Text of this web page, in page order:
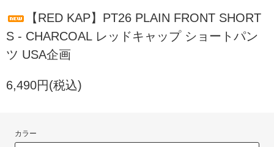
【RED KAP】PT26 PLAIN FRONT SHORT
S - CHARCOAL レッドキャップ ショートパン
ツ USA企画
6,490円(税込)
カラー